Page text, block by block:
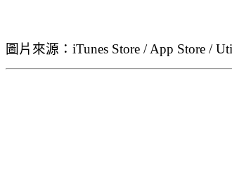
圖片來源：iTunes Store / App Store /